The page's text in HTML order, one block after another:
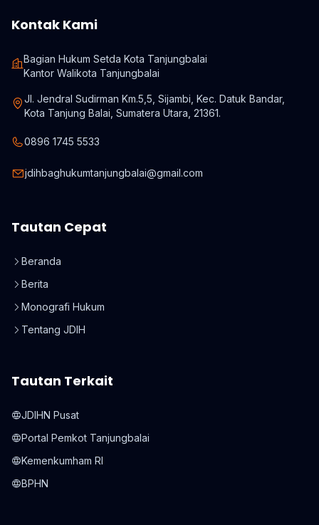
Kontak Kami
Bagian Hukum Setda Kota Tanjungbalai
Kantor Walikota Tanjungbalai
Jl. Jendral Sudirman Km.5,5, Sijambi, Kec. Datuk Bandar,
Kota Tanjung Balai, Sumatera Utara, 21361.
0896 1745 5533
jdihbaghukumtanjungbalai@gmail.com
Tautan Cepat
Beranda
Berita
Monografi Hukum
Tentang JDIH
Tautan Terkait
JDIHN Pusat
Portal Pemkot Tanjungbalai
Kemenkumham RI
BPHN